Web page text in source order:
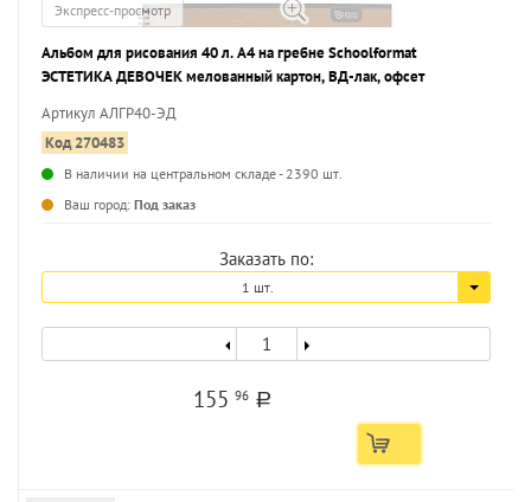
Экспресс-просмотр
Альбом для рисования 40 л. А4 на гребне Schoolformat
ЭСТЕТИКА ДЕВОЧЕК мелованный картон, ВД-лак, офсет
Артикул АЛГР40-ЭД
Код 270483
В наличии на центральном складе - 2390 шт.
Ваш город: Под заказ
Заказать по:
1 шт.
15596 a